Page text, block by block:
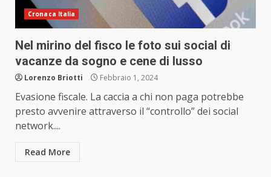
Cronaca Italia
Nel mirino del fisco le foto sui social di
vacanze da sogno e cene di lusso
Lorenzo Briotti Febbraio 1, 2024
Evasione fiscale. La caccia a chi non paga potrebbe
presto avvenire attraverso il “controllo” dei social
network....
Read More